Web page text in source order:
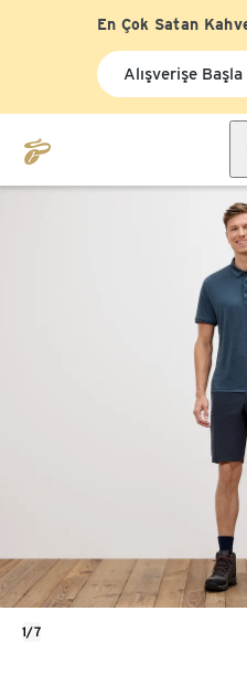
En Çok Satan
Alışverişe Başla
1/7